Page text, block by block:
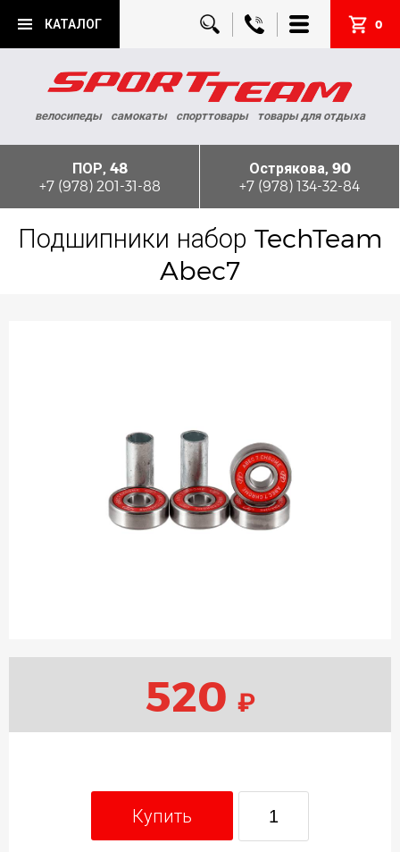
КАТАЛОГ 0
велосипеды самокаты спорттовары товары для отдыха
ПОР, 48
+7 (978) 201-31-88
Острякова, 90
+7 (978) 134-32-84
Подшипники набор TechTeam
Abec7
520 ₽
Купить